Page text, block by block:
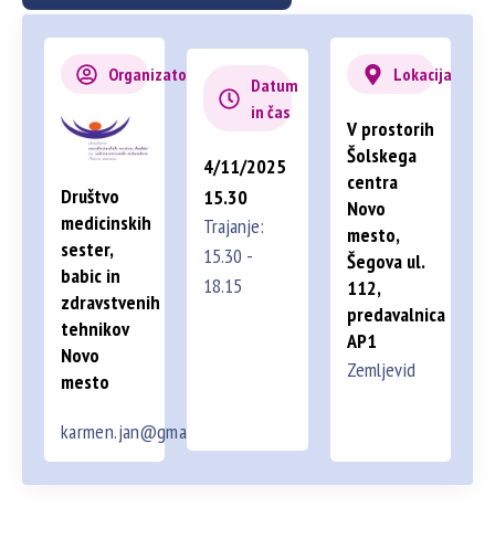
Organizator
Društvo
medicinskih
sester,
babic in
zdravstvenih
tehnikov
Novo
mesto
karmen.jan@gmail.com
Datum
in čas
4/11/2025
15.30
Trajanje:
15.30 -
18.15
Lokacija
V prostorih
Šolskega
centra
Novo
mesto,
Šegova ul.
112,
predavalnica
AP1
Zemljevid